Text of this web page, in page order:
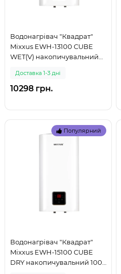
Водонагрівач "Квадрат"
Mixxus EWH-13100 CUBE
WET(V) накопичувальний
(WH061 (999)
Доставка 1-3 дні
10298 грн.
Популярний
Водонагрівач "Квадрат"
Mixxus EWH-15100 CUBE
DRY накопичувальний 100